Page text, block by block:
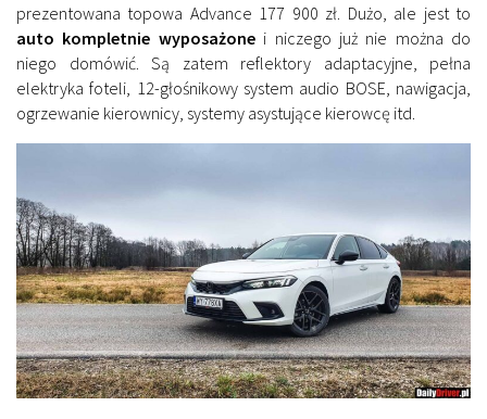
prezentowana topowa Advance 177 900 zł. Dużo, ale jest to
auto kompletnie wyposażonei niczego już nie można do
niego domówić. Są zatem reflektory adaptacyjne, pełna
elektryka foteli, 12-głośnikowy system audio BOSE, nawigacja,
ogrzewanie kierownicy, systemy asystujące kierowcę itd.